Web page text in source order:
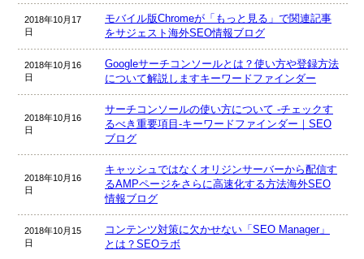
2018年10月17
日
モバイル版Chromeが「もっと見る」で関連記事
をサジェスト海外SEO情報ブログ
2018年10月16
日
Googleサーチコンソールとは？使い方や登録方法
について解説しますキーワードファインダー
2018年10月16
日
サーチコンソールの使い方について -チェックす
るべき重要項目-キーワードファインダー｜SEO
ブログ
2018年10月16
日
キャッシュではなくオリジンサーバーから配信す
るAMPページをさらに高速化する方法海外SEO
情報ブログ
2018年10月15
日
コンテンツ対策に欠かせない「SEO Manager」
とは？SEOラボ